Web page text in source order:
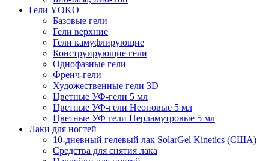
Гели YOKO
Базовые гели
Гели верхние
Гели камуфлирующие
Конструирующие гели
Однофазные гели
Френч-гели
Художественные гели 3D
Цветные УФ-гели 5 мл
Цветные УФ-гели Неоновые 5 мл
Цветные УФ гели Перламутровые 5 мл
Лаки для ногтей
10-дневный гелевый лак SolarGel Kinetics (США)
Средства для снятия лака